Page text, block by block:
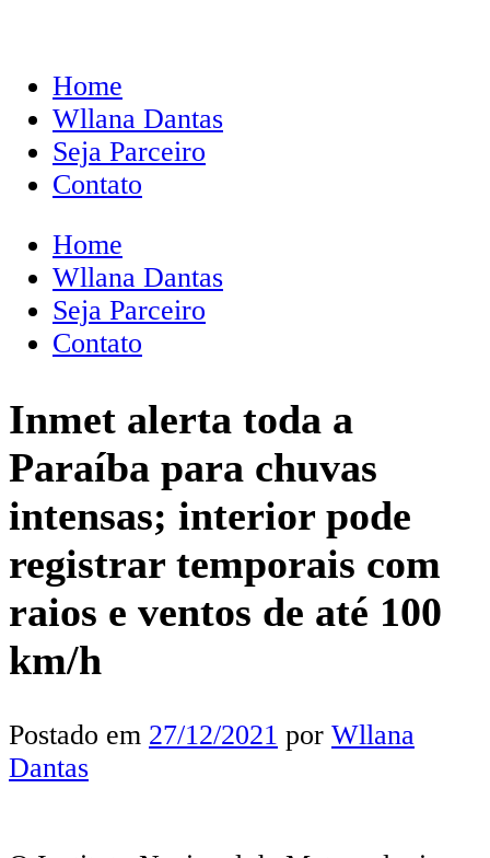
Home
Wllana Dantas
Seja Parceiro
Contato
Home
Wllana Dantas
Seja Parceiro
Contato
Inmet alerta toda a
Paraíba para chuvas
intensas; interior pode
registrar temporais com
raios e ventos de até 100
km/h
Postado em 27/12/2021 por Wllana
Dantas